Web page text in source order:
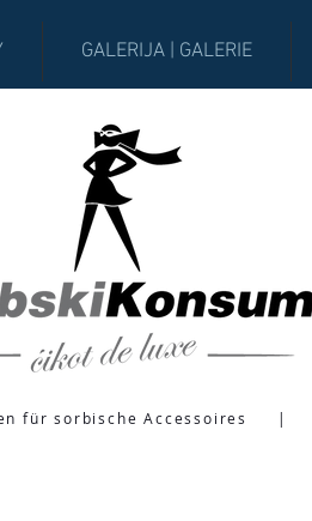
GALERIJA | GALERIE
für sorbische Accessoires |